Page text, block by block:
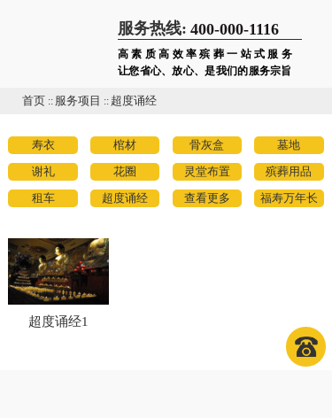
服务热线: 400-000-1116
高素质高效率殡葬一站式服务
让您省心、放心、是我们的服务宗旨
首页 :: 服务项目 :: 超度诵经
寿衣 棺材 骨灰盒 墓地
谢礼 花圈 灵堂布置 殡葬用品
租车 超度诵经 查看更多 福寿万年长
超度诵经1